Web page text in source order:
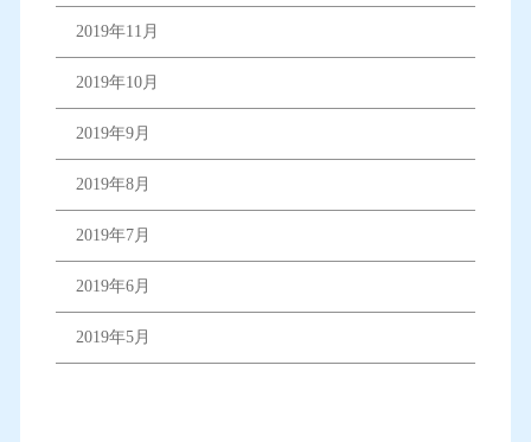
2019年11月
2019年10月
2019年9月
2019年8月
2019年7月
2019年6月
2019年5月